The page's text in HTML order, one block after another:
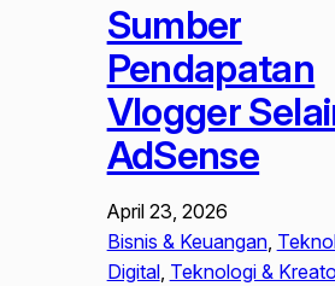
Sumber
Pendapatan
Vlogger
AdSense
April 23, 2026
Bisnis & Keuangan,
Digital, Teknologi &